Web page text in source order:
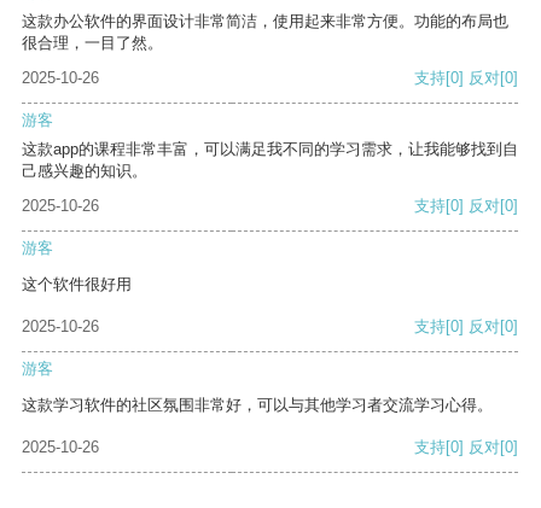
这款办公软件的界面设计非常简洁，使用起来非常方便。功能的布局也
很合理，一目了然。
2025-10-26
支持[0] 反对[0]
游客
这款app的课程非常丰富，可以满足我不同的学习需求，让我能够找到自
己感兴趣的知识。
2025-10-26
支持[0] 反对[0]
游客
这个软件很好用
2025-10-26 支持[0] 反对[0]
游客
这款学习软件的社区氛围非常好，可以与其他学习者交流学习心得。
2025-10-26 支持[0] 反对[0]